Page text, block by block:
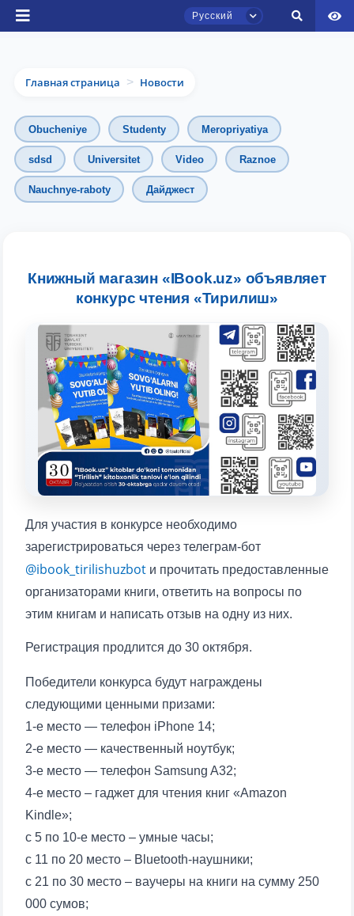
Русский
Главная страница > Новости
Obucheniye Studenty Meropriyatiya
sdsd Universitet Video Raznoe
Nauchnye-raboty Дайджест
Книжный магазин «IBook.uz» объявляет
конкурс чтения «Тирилиш»
Для участия в конкурсе необходимо
зарегистрироваться через телеграм-бот
@ibook_tirilishuzbot и прочитать предоставленные
организаторами книги, ответить на вопросы по
этим книгам и написать отзыв на одну из них.
Регистрация продлится до 30 октября.
Победители конкурса будут награждены
следующими ценными призами:
1-е место — телефон iPhone 14;
2-е место — качественный ноутбук;
3-е место — телефон Samsung A32;
4-е место – гаджет для чтения книг «Amazon
Kindle»;
с 5 по 10-е место – умные часы;
с 11 по 20 место – Bluetooth-наушники;
с 21 по 30 место – ваучеры на книги на сумму 250
000 сумов;
Чат приёмной комиссии ТГЮУ
Онлайн
Оставляйте здесь свои обращения по
Выберите тему — затем появятся
конкретные вопросы:
3. Собеседование (бакалавр) (8)
4. Собеседование (магистр) (5) 5. Стоимость обучения (2)
6. Онлайн-заявки (15) 7. Колл-центр (4)
✉️ Написать администратору